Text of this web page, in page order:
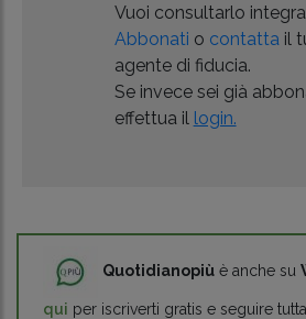
Vuoi consultarlo
Abbonati o contatta il
agente di fiducia.
Se invece sei già
effettua il login.
Quotidianopiù è anche su
qui per iscriverti gratis e seguire